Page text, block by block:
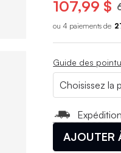
107,99 $
ou 4 paiements de
Guide des
AJOUTER